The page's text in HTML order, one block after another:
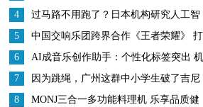
4
过马路不用跑了？日本机构研究人工智
能指挥交通
5
中国交响乐团跨界合作《王者荣耀》 打
造中国数字文化IP
6
AI成音乐创作助手：个性化标签突出 机
遇挑战并存
7
因为跳绳，广州这群中小学生破了吉尼
斯世界纪录、跳进了大银屏
8
MONJ三合一多功能料理机 乐享品质健